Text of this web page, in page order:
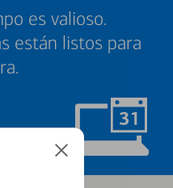
es valioso.
están listos para